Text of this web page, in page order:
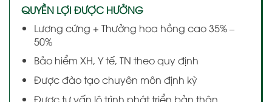
QUYỀN LỢI ĐƯỢC HƯỞNG
Lương cứng + Thưởng hoa hồng cao 35% –
50%
Bảo hiểm XH, Y tế, TN theo quy định
Được đào tạo chuyên môn định kỳ
Được tư vấn lộ trình phát triển bản thân